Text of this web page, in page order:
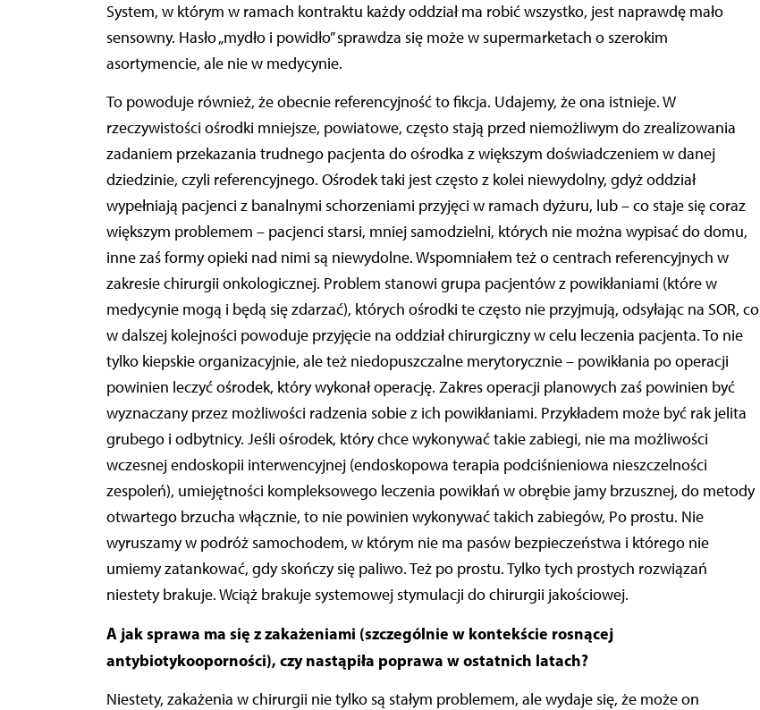
System, w którym w ramach kontraktu każdy oddział ma robić wszystko, jest naprawdę mało
sensowny. Hasło „mydło i powidło” sprawdza się może w supermarketach o szerokim
asortymencie, ale nie w medycynie.
To powoduje również, że obecnie referencyjność to fikcja. Udajemy, że ona istnieje. W
rzeczywistości ośrodki mniejsze, powiatowe, często stają przed niemożliwym do zrealizowania
zadaniem przekazania trudnego pacjenta do ośrodka z większym doświadczeniem w danej
dziedzinie, czyli referencyjnego. Ośrodek taki jest często z kolei niewydolny, gdyż oddział
wypełniają pacjenci z banalnymi schorzeniami przyjęci w ramach dyżuru, lub – co staje się coraz
większym problemem – pacjenci starsi, mniej samodzielni, których nie można wypisać do domu,
inne zaś formy opieki nad nimi są niewydolne. Wspomniałem też o centrach referencyjnych w
zakresie chirurgii onkologicznej. Problem stanowi grupa pacjentów z powikłaniami (które w
medycynie mogą i będą się zdarzać), których ośrodki te często nie przyjmują, odsyłając na SOR, co
w dalszej kolejności powoduje przyjęcie na oddział chirurgiczny w celu leczenia pacjenta. To nie
tylko kiepskie organizacyjnie, ale też niedopuszczalne merytorycznie – powikłania po operacji
powinien leczyć ośrodek, który wykonał operację. Zakres operacji planowych zaś powinien być
wyznaczany przez możliwości radzenia sobie z ich powikłaniami. Przykładem może być rak jelita
grubego i odbytnicy. Jeśli ośrodek, który chce wykonywać takie zabiegi, nie ma możliwości
wczesnej endoskopii interwencyjnej (endoskopowa terapia podciśnieniowa nieszczelności
zespoleń), umiejętności kompleksowego leczenia powikłań w obrębie jamy brzusznej, do metody
otwartego brzucha włącznie, to nie powinien wykonywać takich zabiegów, Po prostu. Nie
wyruszamy w podróż samochodem, w którym nie ma pasów bezpieczeństwa i którego nie
umiemy zatankować, gdy skończy się paliwo. Też po prostu. Tylko tych prostych rozwiązań
niestety brakuje. Wciąż brakuje systemowej stymulacji do chirurgii jakościowej.
A jak sprawa ma się z zakażeniami (szczególnie w kontekście rosnącej
antybiotykooporności), czy nastąpiła poprawa w ostatnich latach?
Niestety, zakażenia w chirurgii nie tylko są stałym problemem, ale wydaje się, że może on